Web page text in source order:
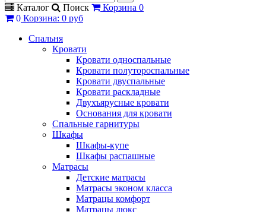
Каталог Поиск Корзина 0
0 Корзина: 0 руб
Спальня
Кровати
Кровати односпальные
Кровати полутороспальные
Кровати двуспальные
Кровати раскладные
Двухъярусные кровати
Основания для кровати
Спальные гарнитуры
Шкафы
Шкафы-купе
Шкафы распашные
Матрасы
Детские матрасы
Матрасы эконом класса
Матрацы комфорт
Матрацы люкс